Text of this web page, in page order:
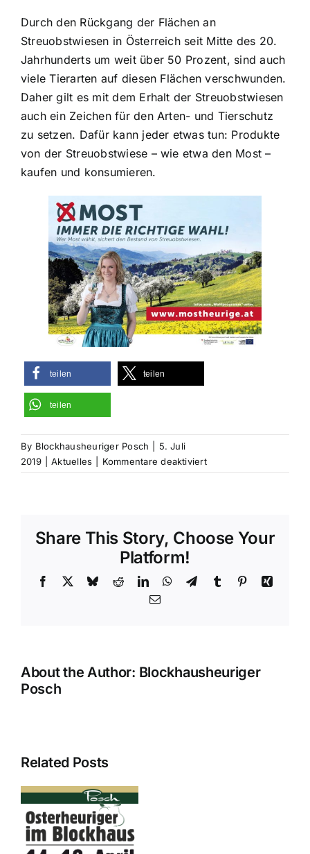
Durch den Rückgang der Flächen an
Streuobstwiesen in Österreich seit Mitte des 20.
Jahrhunderts um weit über 50 Prozent, sind auch
viele Tierarten auf diesen Flächen verschwunden.
Daher gilt es mit dem Erhalt der Streuobstwiesen
auch ein Zeichen für den Arten- und Tierschutz
zu setzen. Dafür kann jeder etwas tun: Produkte
von der Streuobstwiese – wie etwa den Most –
kaufen und konsumieren.
teilen teilen
teilen
By Blockhausheuriger Posch
5. Juli
2019
Aktuelles Kommentare deaktiviertfür
Im
Share This Story, Choose Your
Platform!
Facebook BlueskyRedditLinkedInWhatsApp
TelegramTumblr PinterestXing
Email
About the Author: Blockhausheuriger
Posch
Related Posts